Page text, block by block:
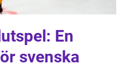
En
svenska